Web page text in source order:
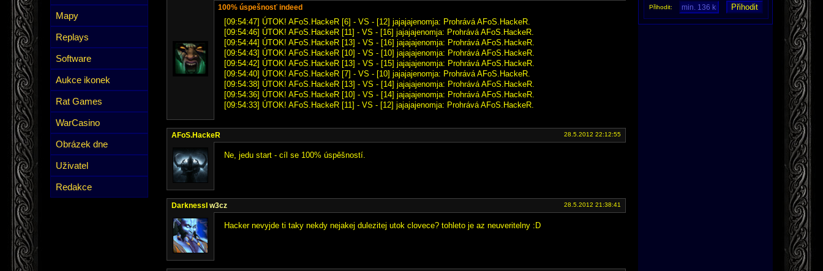
Mapy
Replays
Software
Aukce ikonek
Rat Games
WarCasino
Obrázek dne
Uživatel
Redakce
100% úspešnosť indeed
[09:54:47] ÚTOK! AFoS.HackeR [6] - VS - [12] jajajajenomja: Prohrává AFoS.HackeR.
[09:54:46] ÚTOK! AFoS.HackeR [11] - VS - [16] jajajajenomja: Prohrává AFoS.HackeR.
[09:54:44] ÚTOK! AFoS.HackeR [13] - VS - [16] jajajajenomja: Prohrává AFoS.HackeR.
[09:54:43] ÚTOK! AFoS.HackeR [10] - VS - [10] jajajajenomja: Prohrává AFoS.HackeR.
[09:54:42] ÚTOK! AFoS.HackeR [13] - VS - [15] jajajajenomja: Prohrává AFoS.HackeR.
[09:54:40] ÚTOK! AFoS.HackeR [7] - VS - [10] jajajajenomja: Prohrává AFoS.HackeR.
[09:54:38] ÚTOK! AFoS.HackeR [13] - VS - [14] jajajajenomja: Prohrává AFoS.HackeR.
[09:54:36] ÚTOK! AFoS.HackeR [10] - VS - [14] jajajajenomja: Prohrává AFoS.HackeR.
[09:54:33] ÚTOK! AFoS.HackeR [11] - VS - [12] jajajajenomja: Prohrává AFoS.HackeR.
AFoS.HackeR 28.5.2012 22:12:55
Ne, jedu start - cíl se 100% úspěšností.
DarknessI w3cz 28.5.2012 21:38:41
Hacker nevyjde ti taky nekdy nejakej dulezitej utok clovece? tohleto je az neuveritelny :D
Přihodit: